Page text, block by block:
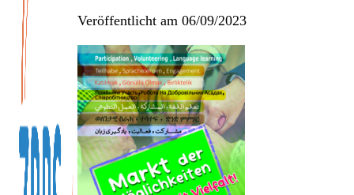
Veröffentlicht am 06/09/2023